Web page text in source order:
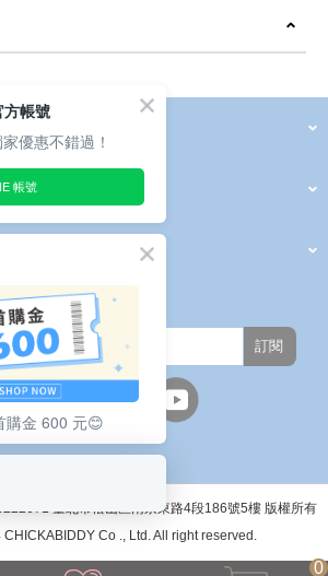
0
next
2026 PADDINGTON 春夏服飾
2026 Peter Rabbit 春夏服飾
2026 CHIC BASICS春夏服飾
2026 Chic“a”Bon 派對禮服系列
2026 Chic“a”Bon 春夏服飾
媽咪購物指南
會員權益說明
我的帳戶
訂單查詢
紅利點數
修改會員資料
活動報名
訂閱電子報
訂閱
)
休息●
臺北市松山區南京東路4段186號5樓 版權所有
Co ., Ltd. All right reserved.
帳號
優惠不錯過！
帳號
購金 600 元😊